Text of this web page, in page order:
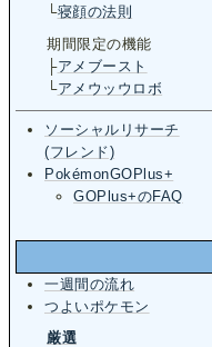
└寝顔の法則
期間限定の機能
├アメブースト
└アメウッウロボ
ソーシャルリサーチ
(フレンド)
PokémonGOPlus+
GOPlus+のFAQ
一週間の流れ
つよいポケモン
厳選